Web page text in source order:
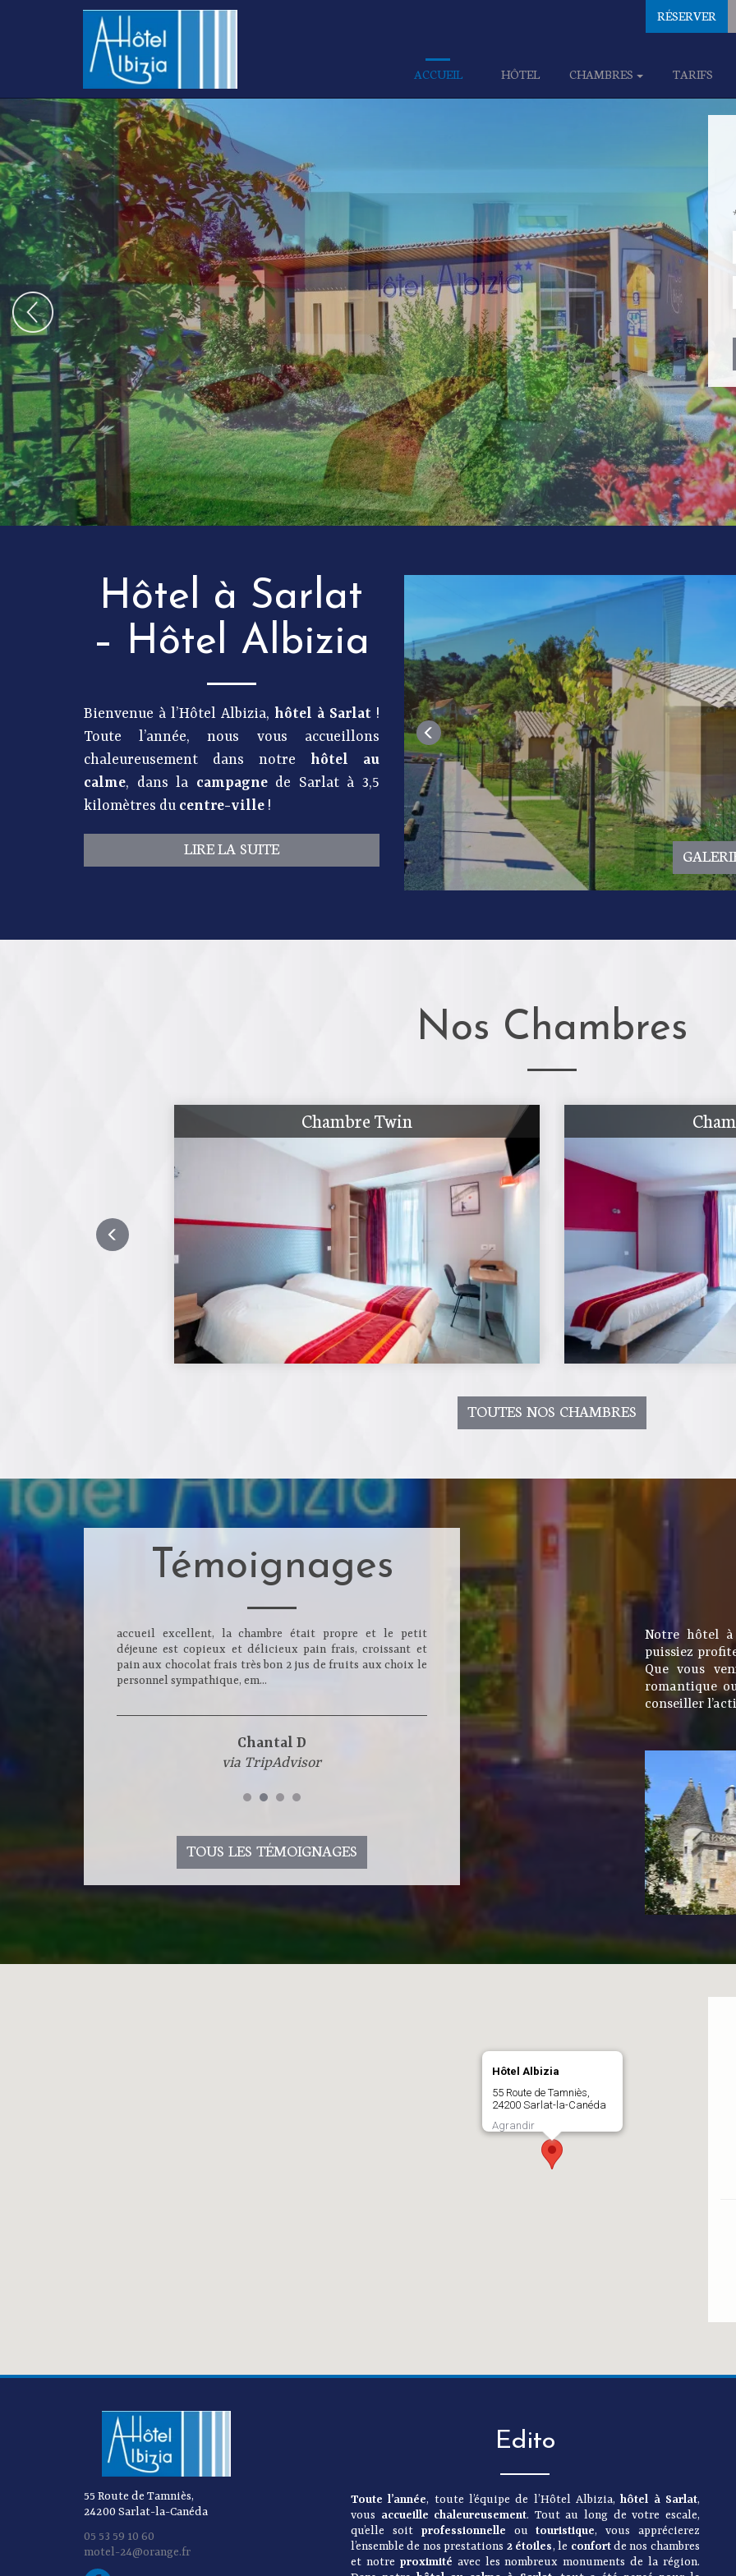
RÉSERVER
ACCUEIL HÔTEL CHAMBRES TARIFS
Hôtel à Sarlat
– Hôtel Albizia
Bienvenue à l’Hôtel Albizia, hôtel à Sarlat !
Toute l’année, nous vous accueillons
chaleureusement dans notre hôtel au
calme, dans la campagne de Sarlat à 3,5
kilomètres du centre-ville !
LIRE LA SUITE
Nos Chambres
Chambre Twin
TOUTES NOS CHAMBRES
Témoignages
accueil excellent, la chambre était propre et le petit
déjeune est copieux et délicieux pain frais, croissant et
pain aux chocolat frais très bon 2 jus de fruits aux choix le
personnel sympathique, em...
Chantal D
via TripAdvisor
TOUS LES TÉMOIGNAGES
Notre hôtel
puissiez
Que vous
romantique
conseiller
Hôtel Albizia
55 Route de Tamniès,
24200 Sarlat-la-Canéda
Agrandir
55 Route de Tamniès,
24200 Sarlat-la-Canéda
05 53 59 10 60
motel-24@orange.fr
Edito
Toute l’année, toute l’équipe de l’Hôtel Albizia,hôtel à Sarlat,
vous accueille chaleureusement. Tout au long de votre escale,
qu’elle soit professionnelle outouristique, vous apprécierez
l’ensemble de nos prestations 2 étoiles, le confortde nos chambres
et notre proximité avec les nombreux monuments de la région.